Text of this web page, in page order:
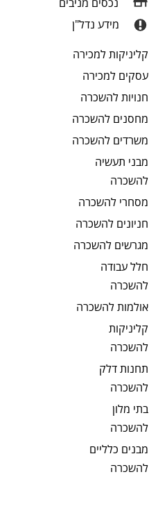
מידע נדל"ן
קליניקותלמכירה
עסקים למכירה
חנויותלהשכרה
מחסנים להשכרה
משרדים להשכרה
מבני תעשיה
להשכרה
מסחרי להשכרה
חניונים להשכרה
מגרשים להשכרה
חלל עבודה
להשכרה
אולמותלהשכרה
קליניקות
להשכרה
תחנות דלק
להשכרה
בתי מלון
להשכרה
מבנים כלליים
להשכרה